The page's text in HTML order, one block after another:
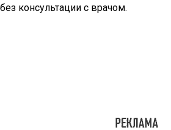
без консультации с врачом.